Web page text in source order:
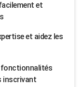
et
et aidez les
fonctionnalités
inscrivant